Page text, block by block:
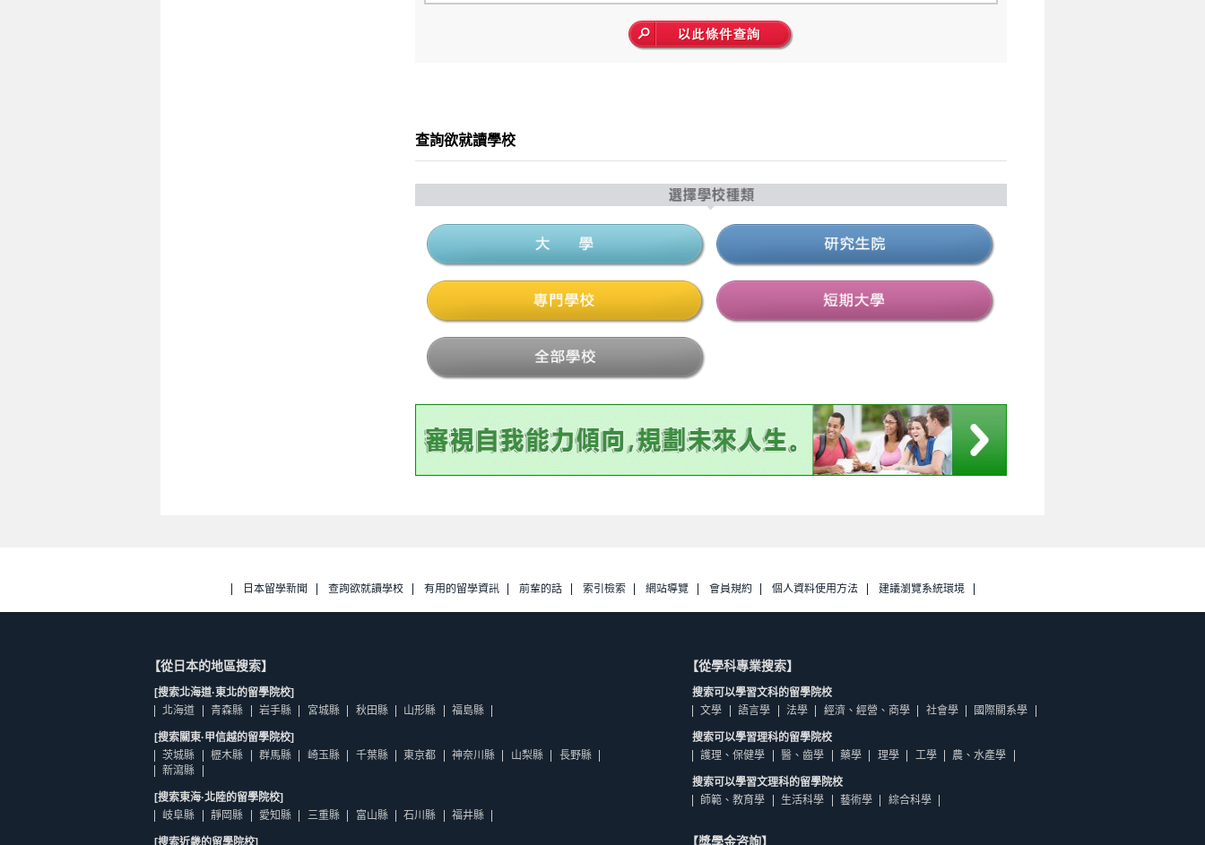
查詢欲就讀學校
日本留學新聞 查詢欲就讀學校 有用的留學資訊 前輩的話 索引檢索 網站導覽 會員規約 個人資料使用方法 建議瀏覽系統環境
【從日本的地區搜索】
[搜索北海道·東北的留學院校]
北海道
青森縣 岩手縣 宮城縣 秋田縣 山形縣 福島縣
[搜索關東·甲信越的留學院校]
茨城縣
櫪木縣 群馬縣 崎玉縣 千葉縣 東京都 神奈川縣 山梨縣
長野縣
新瀉縣
[搜索東海·北陸的留學院校]
岐阜縣
靜岡縣 愛知縣 三重縣 富山縣 石川縣 福井縣
[搜索近畿的留學院校]
【從學科專業搜索】
搜索可以學習文科的留學院校
文學
語言學 法學 經濟、經營、商學 社會學 國際關系學
搜索可以學習理科的留學院校
護理、保健學
醫、齒學 藥學 理學 工學 農、水產學
搜索可以學習文理科的留學院校
師範、教育學
生活科學 藝術學 綜合科學
【獎學金咨詢】